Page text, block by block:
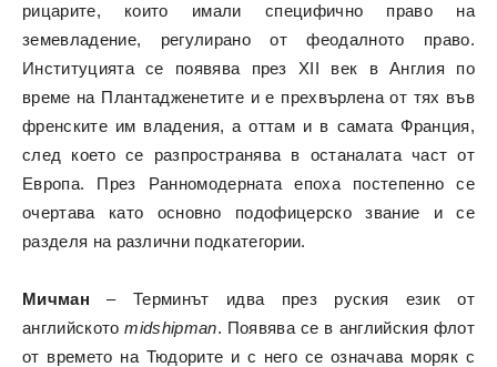
рицарите, които имали специфично право на
земевладение, регулирано от феодалното право.
Институцията се появява през XII век в Англия по
време на Плантадженетите и е прехвърлена от тях във
френските им владения, а оттам и в самата Франция,
след което се разпространява в останалата част от
Европа. През Ранномодерната епоха постепенно се
очертава като основно подофицерско звание и се
разделя на различни подкатегории.
Мичман – Терминът идва през руския език от
английскотоmidshipman. Появява се в английския флот
от времето на Тюдорите и с него се означава моряк с